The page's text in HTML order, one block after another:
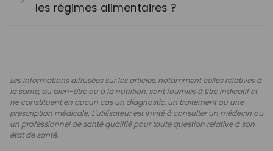
les régimes alimentaires ?
Les informations diffusées sur les articles, notamment celles relatives à
la santé, au bien-être ou à la nutrition, sont fournies à titre indicatif et
ne constituent en aucun cas un diagnostic, un traitement ou une
prescription médicale. L'utilisateur est invité à consulter un médecin ou
un professionnel de santé qualifié pour toute question relative à son
état de santé.